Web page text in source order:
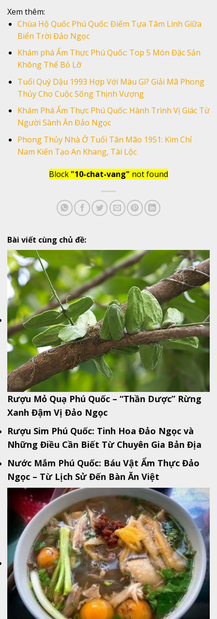
Xem thêm:
Chùa Hộ Quốc Phú Quốc: Điểm Tựa Tâm Linh Giữa
Biển Trời Đảo Ngọc
Khám phá Ẩm Thực Phú Quốc: Top 5 Món Đặc Sản
Không Thể Bỏ Lỡ
Tuổi Quý Dậu 1993 Hợp Với Màu Gì? Giải Mã Phong
Thủy Cho Cuộc Sống Thịnh Vượng
Khám Phá Ẩm Thực Phú Quốc: Hành Trình Vị Giác Từ
Người Sành Ăn Đảo Ngọc
Phong Thủy Nhà Ở Tuổi Tân Mão 1951: Kim Chỉ
Nam Kiến Tạo An Khang, Tài Lộc
Block "10-chat-vang" not found
Bài viết cùng chủ đề:
Rượu Mỏ Quạ Phú Quốc – “Thần Dược” Rừng
Xanh Đậm Vị Đảo Ngọc
Rượu Sim Phú Quốc: Tinh Hoa Đảo Ngọc và
Những Điều Cần Biết Từ Chuyên Gia Bản Địa
Nước Mắm Phú Quốc: Báu Vật Ẩm Thực Đảo
Ngọc – Từ Lịch Sử Đến Bàn Ăn Việt